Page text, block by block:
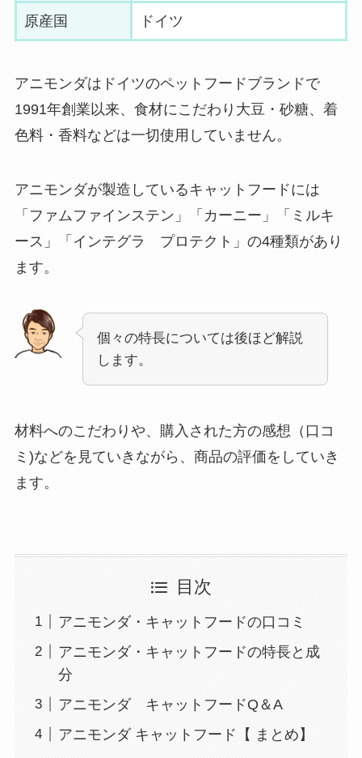
原産国 ドイツ
アニモンダはドイツのペットフードブランドで
1991年創業以来、食材にこだわり大豆・砂糖、着
色料・香料などは一切使用していません。
アニモンダが製造しているキャットフードには
「ファムファインステン」「カーニー」「ミルキ
ース」「インテグラ プロテクト」の4種類があり
ます。
個々の特長については後ほど解説
します。
材料へのこだわりや、購入された方の感想（口コ
ミ)などを見ていきながら、商品の評価をしていき
ます。
目次
アニモンダ・キャットフードの口コミ
アニモンダ・キャットフードの特長と成
分
アニモンダ キャットフードQ＆A
アニモンダ キャットフード【 まとめ】